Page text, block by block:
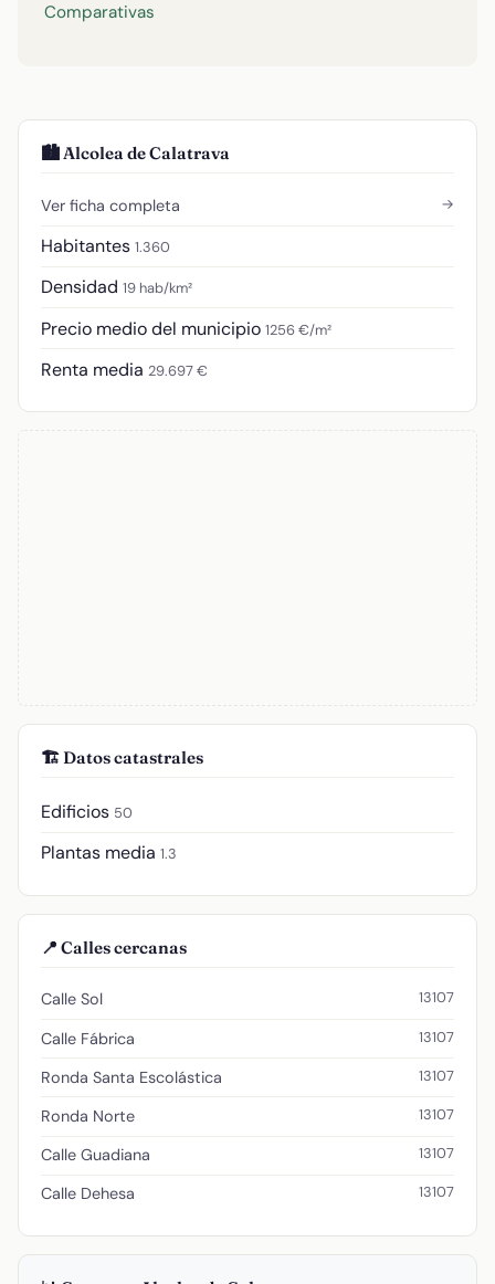
Comparativas
🏙️ Alcolea de Calatrava
Ver ficha completa →
Habitantes 1.360
Densidad 19 hab/km²
Precio medio del municipio 1256 €/m²
Renta media 29.697 €
🏗️ Datos catastrales
Edificios 50
Plantas media 1.3
📍 Calles cercanas
Calle Sol 13107
Calle Fábrica 13107
Ronda Santa Escolástica 13107
Ronda Norte 13107
Calle Guadiana 13107
Calle Dehesa 13107